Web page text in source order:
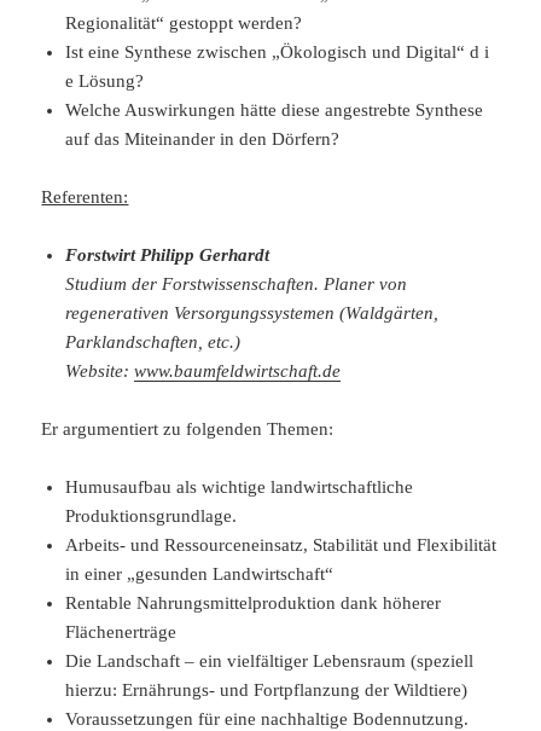
Regionalität“ gestoppt werden?
Ist eine Synthese zwischen „Ökologisch und Digital“ d i
e Lösung?
Welche Auswirkungen hätte diese angestrebte Synthese
auf das Miteinander in den Dörfern?
Referenten:
Forstwirt Philipp Gerhardt
Studium der Forstwissenschaften. Planer von
regenerativen Versorgungssystemen (Waldgärten,
Parklandschaften, etc.)
Website: www.baumfeldwirtschaft.de
Er argumentiert zu folgenden Themen:
Humusaufbau als wichtige landwirtschaftliche
Produktionsgrundlage.
Arbeits- und Ressourceneinsatz, Stabilität und Flexibilität
in einer „gesunden Landwirtschaft“
Rentable Nahrungsmittelproduktion dank höherer
Flächenerträge
Die Landschaft – ein vielfältiger Lebensraum (speziell
hierzu: Ernährungs- und Fortpflanzung der Wildtiere)
Voraussetzungen für eine nachhaltige Bodennutzung.